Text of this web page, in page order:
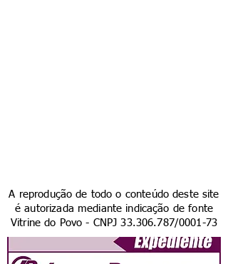
A reprodução de todo o conteúdo deste site
é autorizada mediante indicação de fonte
Vitrine do Povo - CNPJ33.306.787/0001-73